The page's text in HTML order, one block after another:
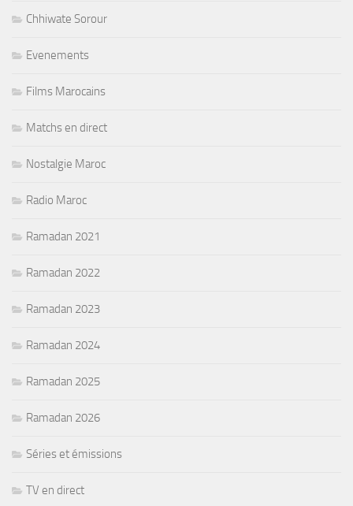
Chhiwate Sorour
Evenements
Films Marocains
Matchs en direct
Nostalgie Maroc
Radio Maroc
Ramadan 2021
Ramadan 2022
Ramadan 2023
Ramadan 2024
Ramadan 2025
Ramadan 2026
Séries et émissions
TV en direct